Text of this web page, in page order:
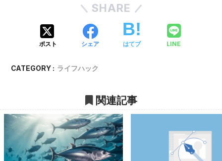
SHARE
ポスト シェア はてブ LINE
CATEGORY : ライフハック
関連記事